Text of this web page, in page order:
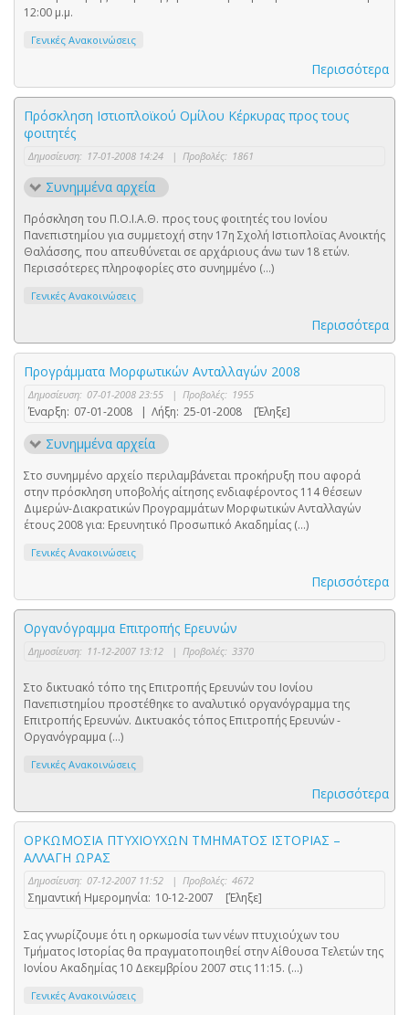
12:00 μ.μ.
Γενικές Ανακοινώσεις
Περισσότερα
Πρόσκληση Ιστιοπλοϊκού Ομίλου Κέρκυρας προς τους
φοιτητές
Δημοσίευση: 17-01-2008 14:24 | Προβολές: 1861
Συνημμένα αρχεία
Πρόσκληση του Π.Ο.Ι.Α.Θ. προς τους φοιτητές του Ιονίου
Πανεπιστημίου για συμμετοχή στην 17η Σχολή Ιστιοπλοϊας Ανοικτής
Θαλάσσης, που απευθύνεται σε αρχάριους άνω των 18 ετών.
Περισσότερες πληροφορίες στο συνημμένο (...)
Γενικές Ανακοινώσεις
Περισσότερα
Προγράμματα Μορφωτικών Ανταλλαγών 2008
Δημοσίευση: 07-01-2008 23:55 | Προβολές: 1955
Έναρξη: 07-01-2008 | Λήξη: 25-01-2008 [Έληξε]
Συνημμένα αρχεία
Στο συνημμένο αρχείο περιλαμβάνεται προκήρυξη που αφορά
στην πρόσκληση υποβολής αίτησης ενδιαφέροντος 114 θέσεων
Διμερών-Διακρατικών Προγραμμάτων Μορφωτικών Ανταλλαγών
έτους 2008 για: Ερευνητικό Προσωπικό Ακαδημίας (...)
Γενικές Ανακοινώσεις
Περισσότερα
Οργανόγραμμα Επιτροπής Ερευνών
Δημοσίευση: 11-12-2007 13:12 | Προβολές: 3370
Στο δικτυακό τόπο της Επιτροπής Ερευνών του Ιονίου
Πανεπιστημίου προστέθηκε το αναλυτικό οργανόγραμμα της
Επιτροπής Ερευνών. Δικτυακός τόπος Επιτροπής Ερευνών -
Οργανόγραμμα (...)
Γενικές Ανακοινώσεις
Περισσότερα
ΟΡΚΩΜΟΣΙΑ ΠΤΥΧΙΟΥΧΩΝ ΤΜΗΜΑΤΟΣ ΙΣΤΟΡΙΑΣ –
ΑΛΛΑΓΗ ΩΡΑΣ
Δημοσίευση: 07-12-2007 11:52 | Προβολές: 4672
Σημαντική Ημερομηνία: 10-12-2007 [Έληξε]
Σας γνωρίζουμε ότι η ορκωμοσία των νέων πτυχιούχων του
Τμήματος Ιστορίας θα πραγματοποιηθεί στην Αίθουσα Τελετών της
Ιονίου Ακαδημίας 10 Δεκεμβρίου 2007 στις 11:15. (...)
Γενικές Ανακοινώσεις